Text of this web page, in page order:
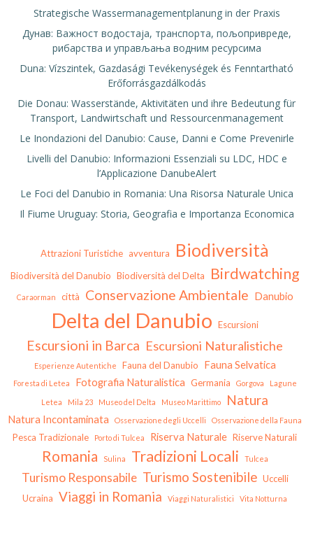
Strategische Wassermanagementplanung in der Praxis
Дунав: Важност водостаја, транспорта, пољопривреде,
рибарства и управљања водним ресурсима
Duna: Vízszintek, Gazdasági Tevékenységek és Fenntartható
Erőforrásgazdálkodás
Die Donau: Wasserstände, Aktivitäten und ihre Bedeutung für
Transport, Landwirtschaft und Ressourcenmanagement
Le Inondazioni del Danubio: Cause, Danni e Come Prevenirle
Livelli del Danubio: Informazioni Essenziali su LDC, HDC e
l’Applicazione DanubeAlert
Le Foci del Danubio in Romania: Una Risorsa Naturale Unica
Il Fiume Uruguay: Storia, Geografia e Importanza Economica
Attrazioni Turistiche avventura Biodiversità
Biodiversità del Danubio Biodiversità del Delta Birdwatching
Caraorman città Conservazione Ambientale Danubio
Delta del Danubio Escursioni
Escursioni in Barca Escursioni Naturalistiche
Esperienze Autentiche Fauna del Danubio Fauna Selvatica
Foresta di Letea Fotografia Naturalistica Germania Gorgova Lagune
Letea Mila 23 Museo del Delta Museo Marittimo Natura
Natura Incontaminata Osservazione degli Uccelli Osservazione della Fauna
Pesca Tradizionale Porto di Tulcea Riserva Naturale Riserve Naturali
Romania Sulina Tradizioni Locali Tulcea
Turismo Responsabile Turismo Sostenibile Uccelli
Ucraina Viaggi in Romania Viaggi Naturalistici Vita Notturna